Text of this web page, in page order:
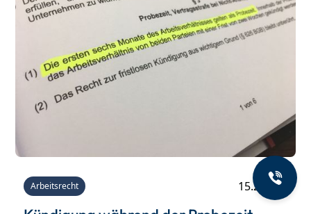
Rechtsprechung zu diesem Thema jetzt geändert
– nicht ohne Druck vonseiten des
Bundesverfassungsgerichts.
Arbeitsrecht 15.2.2019